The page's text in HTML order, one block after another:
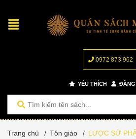
0972 873 962
YÊU THÍCH ĐĂNG
Trang chủ / Tôn giáo / LƯỢC SỬ